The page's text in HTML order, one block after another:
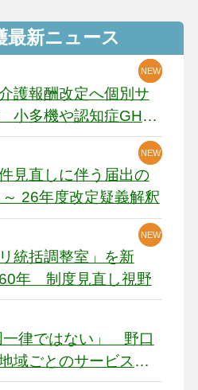
最新ニュース
護報酬改定へ個別サ
小多機や認知症GH、
機感
NEW
NEW
NEW
見直しに伴う届出の
26年度改定疑義解釈
NEW
NEW
統括調整室」を新
年 制度見直し視野
NEW
一律ではない」 野口
域ごとのサービス基